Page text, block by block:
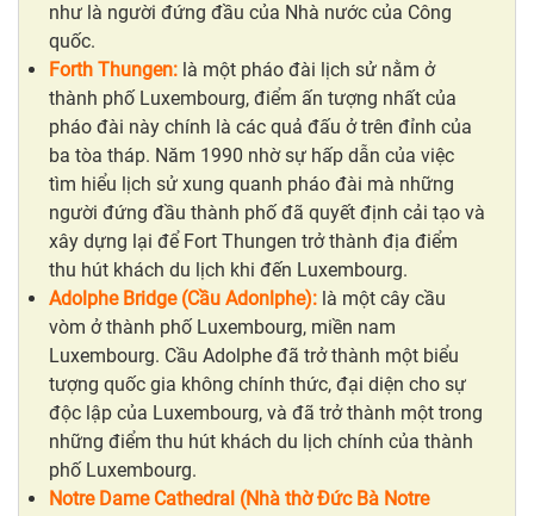
như là người đứng đầu của Nhà nước của Công
quốc.
Forth Thungen: là một pháo đài lịch sử nằm ở
thành phố Luxembourg, điểm ấn tượng nhất của
pháo đài này chính là các quả đấu ở trên đỉnh của
ba tòa tháp. Năm 1990 nhờ sự hấp dẫn của việc
tìm hiểu lịch sử xung quanh pháo đài mà những
người đứng đầu thành phố đã quyết định cải tạo và
xây dựng lại để Fort Thungen trở thành địa điểm
thu hút khách du lịch khi đến Luxembourg.
Adolphe Bridge (Cầu Adonlphe): là một cây cầu
vòm ở thành phố Luxembourg, miền nam
Luxembourg. Cầu Adolphe đã trở thành một biểu
tượng quốc gia không chính thức, đại diện cho sự
độc lập của Luxembourg, và đã trở thành một trong
những điểm thu hút khách du lịch chính của thành
phố Luxembourg.
Notre Dame Cathedral (Nhà thờ Đức Bà Notre